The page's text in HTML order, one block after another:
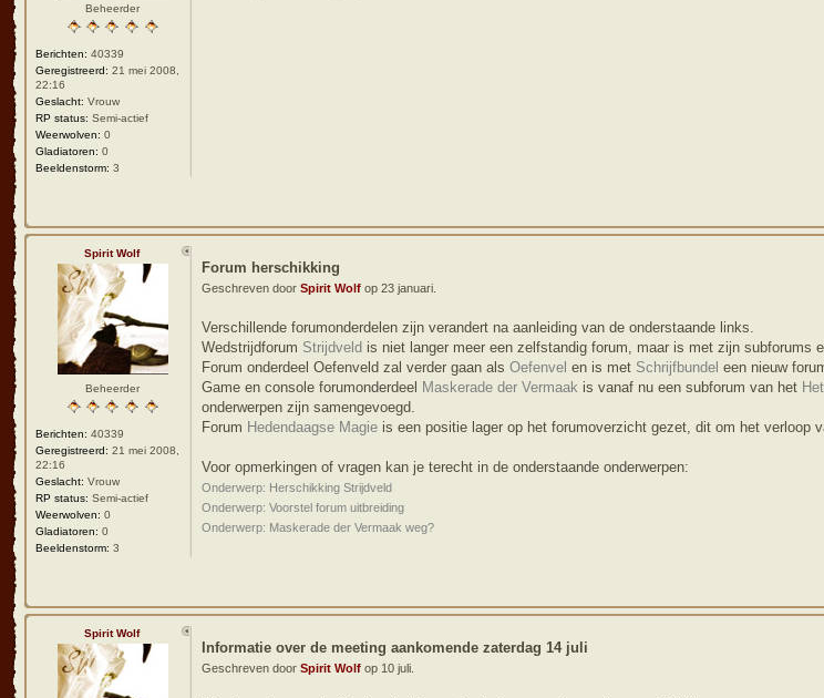
Beheerder
Berichten: 40339
Geregistreerd: 21 mei 2008,
22:16
Geslacht: Vrouw
RP status: Semi-actief
Weerwolven: 0
Gladiatoren: 0
Beeldenstorm: 3
Spirit Wolf
Beheerder
Berichten: 40339
Geregistreerd: 21 mei 2008,
22:16
Geslacht: Vrouw
RP status: Semi-actief
Weerwolven: 0
Gladiatoren: 0
Beeldenstorm: 3
Forum herschikking
Geschreven door Spirit Wolf op 23 januari.
Verschillende forumonderdelen zijn verandert na aanleiding van de onderstaande links.
Wedstrijdforum Strijdveld is niet langer meer een zelfstandig forum, maar is met zijn subforums
Forum onderdeel Oefenveld zal verder gaan als Oefenvel en is met Schrijfbundel een nieuw
Game en console forumonderdeel Maskerade der Vermaak is vanaf nu een subforum van het
onderwerpen zijn samengevoegd.
Forum Hedendaagse Magie is een positie lager op het forumoverzicht gezet, dit om het verloop
Voor opmerkingen of vragen kan je terecht in de onderstaande onderwerpen:
Onderwerp: Herschikking Strijdveld
Onderwerp: Voorstel forum uitbreiding
Onderwerp: Maskerade der Vermaak weg?
Spirit Wolf
Informatie over de meeting aankomende zaterdag 14 juli
Geschreven door Spirit Wolf op 10 juli.